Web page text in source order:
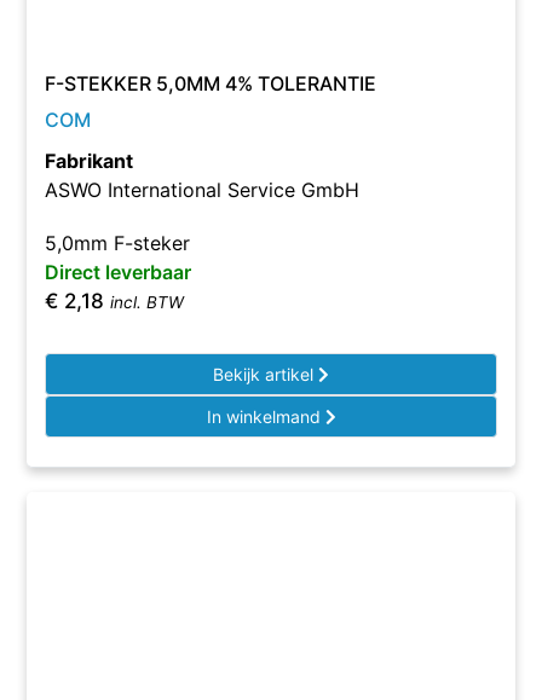
F-STEKKER 5,0MM 4% TOLERANTIE
COM
Fabrikant
ASWO International Service GmbH
5,0mm F-steker
Direct leverbaar
€ 2,18 incl. BTW
Bekijk artikel
In winkelmand